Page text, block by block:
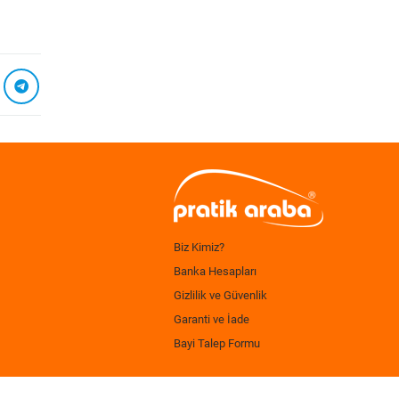
Biz Kimiz?
Banka Hesapları
Gizlilik ve Güvenlik
Garanti ve İade
Bayi Talep Formu